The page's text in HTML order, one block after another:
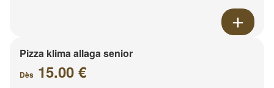
Pizza klima allaga senior
Dès 15.00 €